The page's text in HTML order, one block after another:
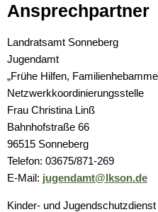
Ansprechpartner
Landratsamt Sonneberg
Jugendamt
„Frühe Hilfen,
Netzwerkkoordinierungsstelle
Frau Christina Linß
Bahnhofstraße 66
96515 Sonneberg
Telefon: 03675/871-269
E-Mail: jugendamt@lkson.de
Kinder- und Jugendschutzdienst